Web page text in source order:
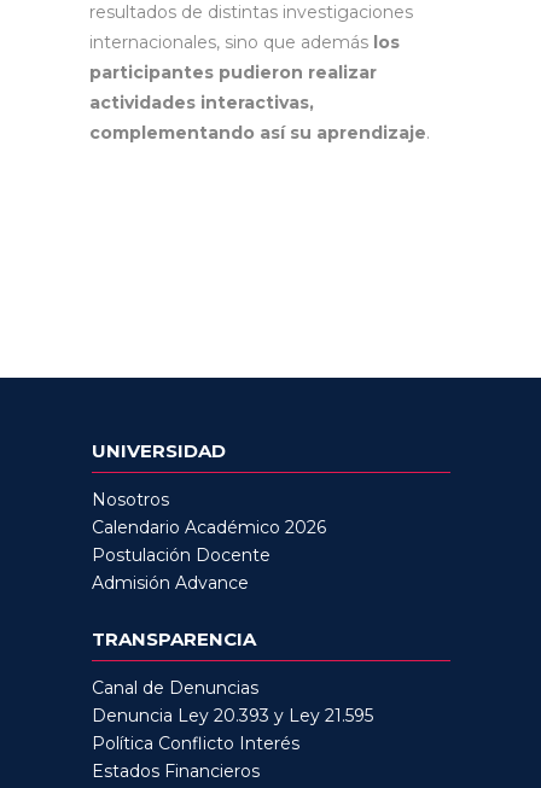
resultados de distintas investigaciones
internacionales, sino que además los
participantes pudieron realizar
actividades interactivas,
complementando así su aprendizaje.
UNIVERSIDAD
Nosotros
Calendario Académico 2026
Postulación Docente
Admisión Advance
TRANSPARENCIA
Canal de Denuncias
Denuncia Ley 20.393 y Ley 21.595
Política Conflicto Interés
Estados Financieros